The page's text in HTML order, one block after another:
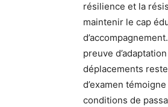
résilience et la
maintenir le cap
preuve
déplacements
d’examen
conditions de